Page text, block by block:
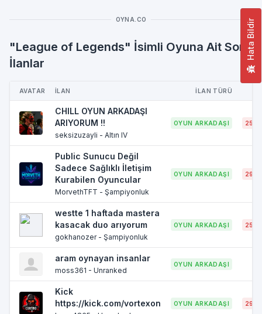
Hata Bildir
OYNA.CO
"League of Legends" İsimli Oyuna Ait Son
İlanlar
AVATAR İLAN İLAN TÜRÜ
CHILL OYUN ARKADAŞI
ARIYORUM !!
seksizuzayli - Altın IV
OYUN ARKADAŞI 25
Public Sunucu Değil
Sadece Sağlıklı İletişim
Kurabilen Oyuncular
MorvethTFT - Şampiyonluk
OYUN ARKADAŞI 29
westte 1 haftada mastera
kasacak duo arıyorum
gokhanozer - Şampiyonluk
OYUN ARKADAŞI 25
aram oynayan insanlar
moss361 - Unranked
OYUN ARKADAŞI
Kick
https://kick.com/vortexon
OYUN ARKADAŞI 29